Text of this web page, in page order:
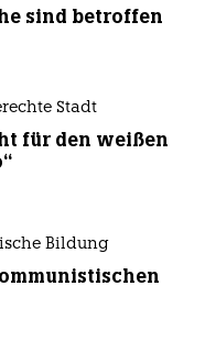
sind betroffen
Stadt
für den weißen
Bildung